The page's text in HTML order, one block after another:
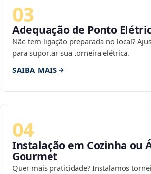
03
Adequação de Ponto
Não tem ligação preparada no local?
para suportar sua torneira elétrica.
SAIBA MAIS
04
Instalação em Cozinha ou
Gourmet
Quer mais praticidade? Instalamos